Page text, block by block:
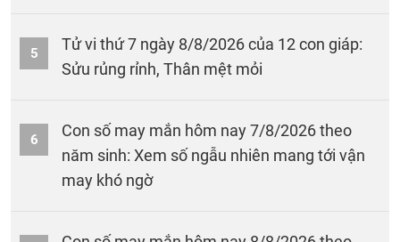
5
Tử vi thứ 7 ngày 8/8/2026 của 12 con giáp:
Sửu rủng rỉnh, Thân mệt mỏi
6
Con số may mắn hôm nay 7/8/2026 theo
năm sinh: Xem số ngẫu nhiên mang tới vận
may khó ngờ